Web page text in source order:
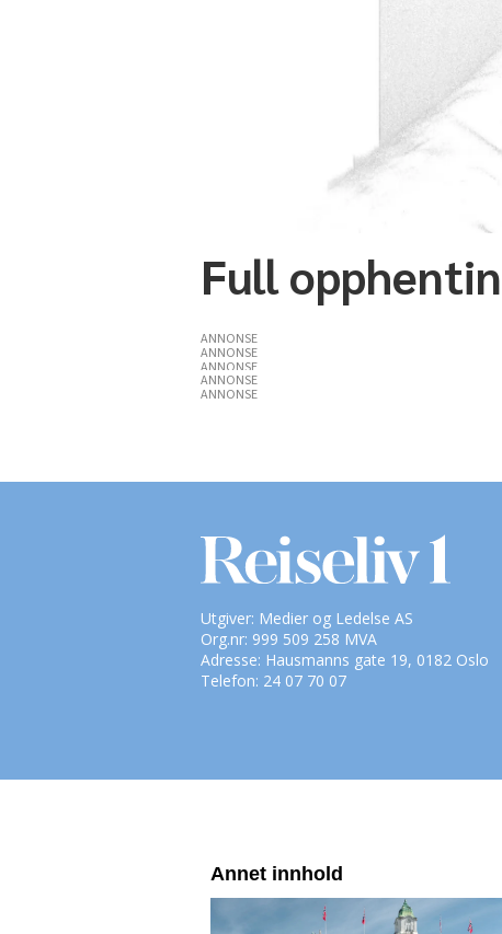
Full
ANNONSE
ANNONSE
ANNONSE
ANNONSE
ANNONSE
Utgiver: Medier og Ledelse AS
Org.nr: 999 509 258 MVA
Adresse: Hausmanns gate 19, 0182 Oslo
Telefon: 24 07 70 07